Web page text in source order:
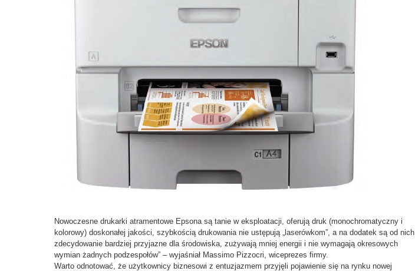
Nowoczesne drukarki atramentowe Epsona są tanie w eksploatacji, oferują druk (monochromatyczny i
kolorowy) doskonałej jakości, szybkością drukowania nie ustępują „laserówkom”, a na dodatek są od nich
zdecydowanie bardziej przyjazne dla środowiska, zużywają mniej energii i nie wymagają okresowych
wymian żadnych podzespołów” – wyjaśniał Massimo Pizzocri, wiceprezes firmy.
Warto odnotować, że użytkownicy biznesowi z entuzjazmem przyjęli pojawienie się na rynku nowej